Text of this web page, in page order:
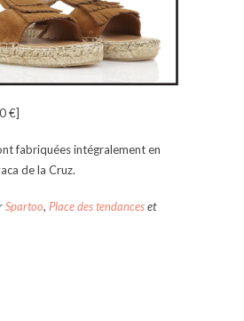
€]
fabriquées intégralement en
de la Cruz.
Spartoo, Place des tendanceset